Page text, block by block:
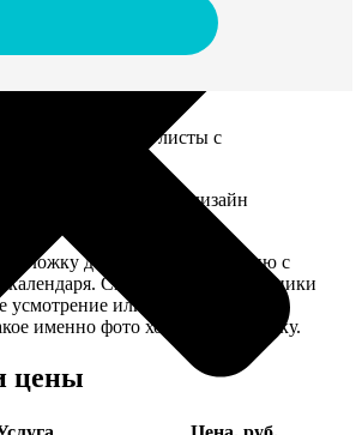
листов: обложка+листы с
стандартная, дизайн
год.
добавляем фотографию с
календаря. Снимок наши сотрудники
усмотрение или пишите в
именно фото хотите на обложку.
цены